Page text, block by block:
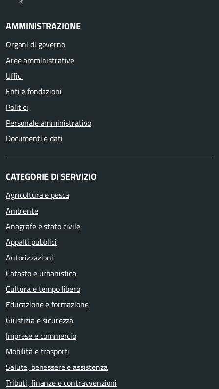
AMMINISTRAZIONE
Organi di governo
Aree amministrative
Uffici
Enti e fondazioni
Politici
Personale amministrativo
Documenti e dati
CATEGORIE DI SERVIZIO
Agricoltura e pesca
Ambiente
Anagrafe e stato civile
Appalti pubblici
Autorizzazioni
Catasto e urbanistica
Cultura e tempo libero
Educazione e formazione
Giustizia e sicurezza
Imprese e commercio
Mobilità e trasporti
Salute, benessere e assistenza
Tributi, finanze e contravvenzioni